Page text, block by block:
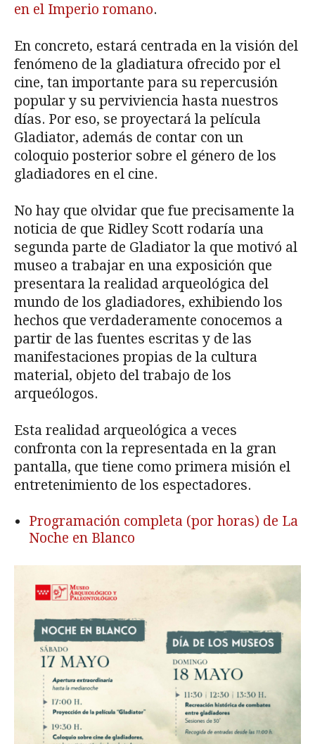
en el Imperio romano.
En concreto, estará centrada en la visión del
fenómeno de la gladiatura ofrecido por el
cine, tan importante para su repercusión
popular y su perviviencia hasta nuestros
días. Por eso, se proyectará la película
Gladiator, además de contar con un
coloquio posterior sobre el género de los
gladiadores en el cine.
No hay que olvidar que fue precisamente la
noticia de que Ridley Scott rodaría una
segunda parte de Gladiator la que motivó al
museo a trabajar en una exposición que
presentara la realidad arqueológica del
mundo de los gladiadores, exhibiendo los
hechos que verdaderamente conocemos a
partir de las fuentes escritas y de las
manifestaciones propias de la cultura
material, objeto del trabajo de los
arqueólogos.
Esta realidad arqueológica a veces
confronta con la representada en la gran
pantalla, que tiene como primera misión el
entretenimiento de los espectadores.
Programación completa (por horas) de La
Noche en Blanco